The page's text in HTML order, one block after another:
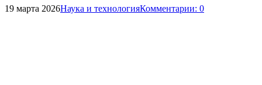
19 марта 2026Наука и технологияКомментарии: 0